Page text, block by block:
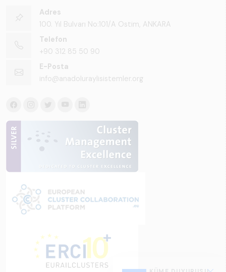
Adres
100. Yıl Bulvarı No:101/A Ostim, ANKARA
Telefon
+90 312 85 50 90
E-Posta
info@anadoluraylisistemler.org